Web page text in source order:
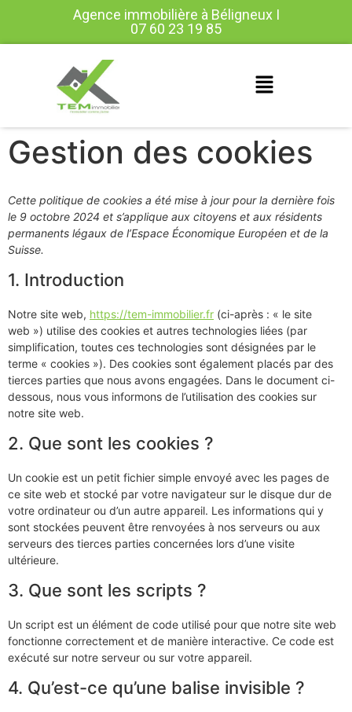
Agence immobilière à Béligneux I
07 60 23 19 85
Gestion des cookies
Cette politique de cookies a été mise à jour pour la dernière fois
le 9 octobre 2024 et s’applique aux citoyens et aux résidents
permanents légaux de l’Espace Économique Européen et de la
Suisse.
1. Introduction
Notre site web, https://tem-immobilier.fr (ci-après : « le site
web ») utilise des cookies et autres technologies liées (par
simplification, toutes ces technologies sont désignées par le
terme « cookies »). Des cookies sont également placés par des
tierces parties que nous avons engagées. Dans le document ci-
dessous, nous vous informons de l’utilisation des cookies sur
notre site web.
2. Que sont les cookies ?
Un cookie est un petit fichier simple envoyé avec les pages de
ce site web et stocké par votre navigateur sur le disque dur de
votre ordinateur ou d’un autre appareil. Les informations qui y
sont stockées peuvent être renvoyées à nos serveurs ou aux
serveurs des tierces parties concernées lors d’une visite
ultérieure.
3. Que sont les scripts ?
Un script est un élément de code utilisé pour que notre site web
fonctionne correctement et de manière interactive. Ce code est
exécuté sur notre serveur ou sur votre appareil.
4. Qu’est-ce qu’une balise invisible ?